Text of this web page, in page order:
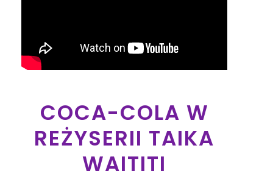
COCA-COLA W
REŻYSERII TAIKA
WAITITI